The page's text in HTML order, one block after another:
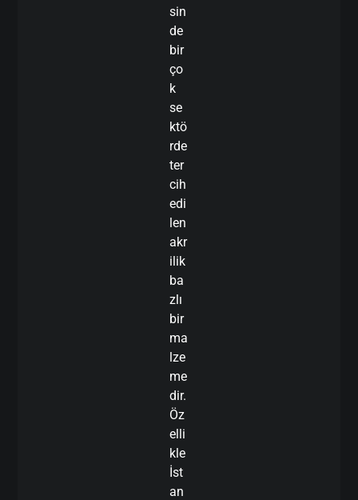
sin
de
bir
ço
k
se
ktö
rde
ter
cih
edi
len
akr
ilik
ba
zlı
bir
ma
lze
me
dir.
Öz
elli
kle
İst
an